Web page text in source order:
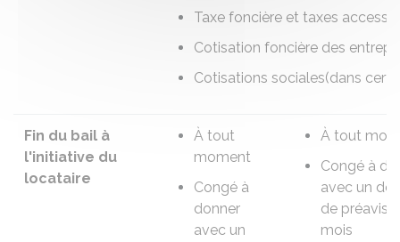
Taxe foncière et taxes
Cotisation foncière des
Cotisations sociales(dans
Fin du bail à
l'initiative du
locataire
À tout
moment
Congé à
donner
avec un
À tout
Congé à
avec un
de préavis
mois